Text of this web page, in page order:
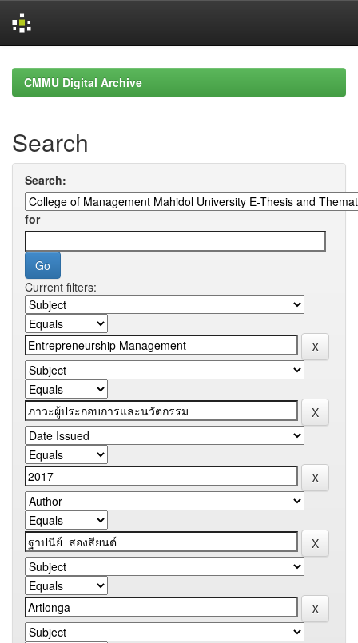
navigationCMMU Digital Archive
Search
Search:
for
Current filters: